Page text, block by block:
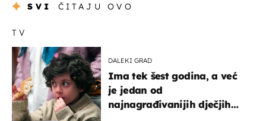
SVI ČITAJU OVO
TV
DALEKI GRAD
Ima tek šest godina, a već
je jedan od
najnagrađivanijih dječjih